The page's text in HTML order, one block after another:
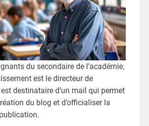
du secondaire de l’académie,
est le directeur de
destinataire d’un mail qui permet
du blog et d’officialiser la